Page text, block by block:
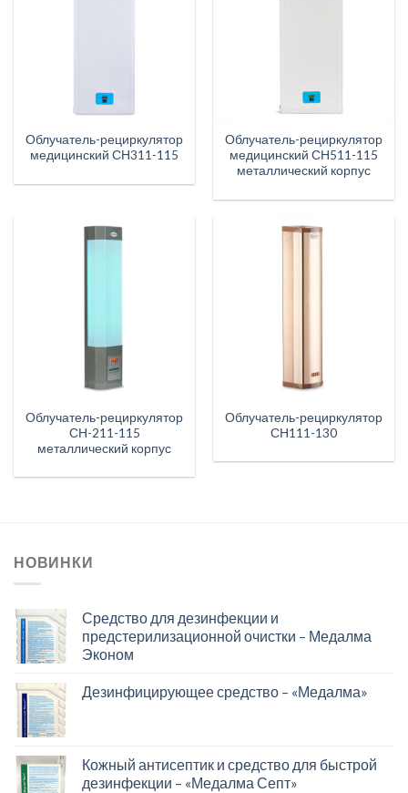
Облучатель-рециркулятор
медицинский СН311-115
Облучатель-рециркулятор
медицинский СН511-115
металлический корпус
Облучатель-рециркулятор
СН-211-115
металлический корпус
Облучатель-рециркулятор
СН111-130
НОВИНКИ
Средство для дезинфекции и
предстерилизационной очистки – Медалма
Эконом
Дезинфицирующее средство – «Медалма»
Кожный антисептик и средство для быстрой
дезинфекции – «Медалма Септ»